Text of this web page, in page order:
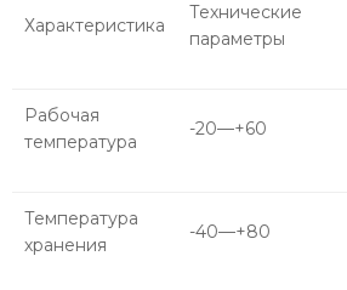
Характеристика
Технические
параметры
Рабочая
температура
-20—+60
Температура
хранения
-40—+80